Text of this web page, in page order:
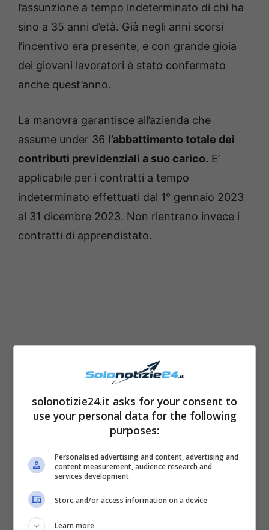
l’assunzione a tempo indeterminato di chi ha
sino a 35 anni d’età. Già negli anni scorsi
l’incentivo era presente, e con grande gioia
dei giovani lavoratori è stato confermato
anche quest’anno.
La manovra garantisce all’azienda che
assume under 36 l’abbattimento totale dei
contributi previdenziali a suo carico. E’
applicabile per i contratti a tempo
indeterminato effettuati dal 1° gennaio 2023
al 31 dicembre 2023. Non rientrano invece i
contratti di apprendistato.
I dettagli sull’incentivo
L’incentivoè valido per un periodo di tre anni
limite mensile di esonero contributivo è
dunque di 8.000 / 12 = 666,67 euro al mese.
solonotizie24.it asks for your consent to
use your personal data for the following
purposes:
Personalised advertising and content, advertising and
content measurement, audience research and
services development
Store and/or access information on a device
Learn more